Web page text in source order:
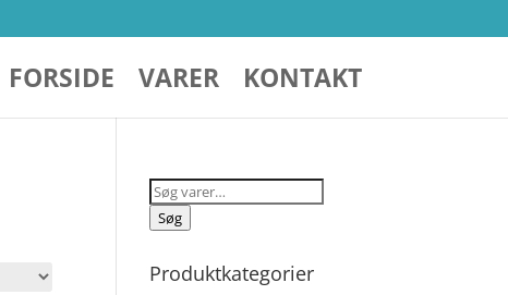
FORSIDE VARER KONTAKT
Søg
efter:
Søg
Produktkategorier